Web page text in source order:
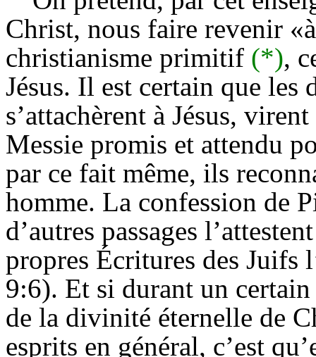
Christ, nous faire revenir
christianisme primitif (*),
Jésus. Il est certain que les
s’attachèrent à Jésus,
Messie promis et attendu
par ce fait même, ils
homme. La confession de
d’autres passages
propres Écritures des Juifs
9:6). Et si durant un
de la divinité éternelle de
esprits en général, c’est